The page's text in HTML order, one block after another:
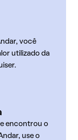
você
utilizado da
e encontrou o
use o